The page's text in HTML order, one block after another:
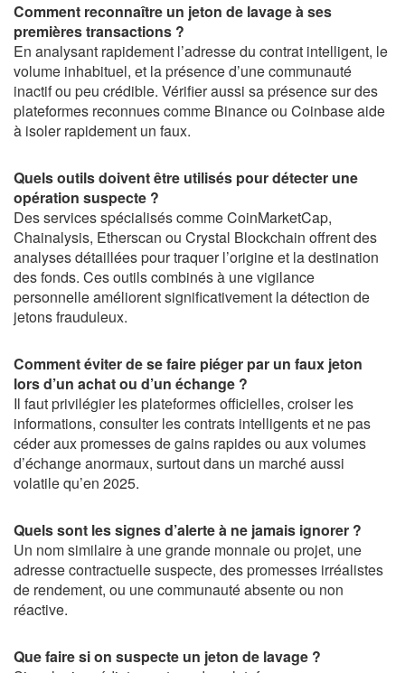
Comment reconnaître un jeton de lavage à ses
premières transactions ?
En analysant rapidement l’adresse du contrat intelligent, le
volume inhabituel, et la présence d’une communauté
inactif ou peu crédible. Vérifier aussi sa présence sur des
plateformes reconnues comme Binance ou Coinbase aide
à isoler rapidement un faux.
Quels outils doivent être utilisés pour détecter une
opération suspecte ?
Des services spécialisés comme CoinMarketCap,
Chainalysis, Etherscan ou Crystal Blockchain offrent des
analyses détaillées pour traquer l’origine et la destination
des fonds. Ces outils combinés à une vigilance
personnelle améliorent significativement la détection de
jetons frauduleux.
Comment éviter de se faire piéger par un faux jeton
lors d’un achat ou d’un échange ?
Il faut privilégier les plateformes officielles, croiser les
informations, consulter les contrats intelligents et ne pas
céder aux promesses de gains rapides ou aux volumes
d’échange anormaux, surtout dans un marché aussi
volatile qu’en 2025.
Quels sont les signes d’alerte à ne jamais ignorer ?
Un nom similaire à une grande monnaie ou projet, une
adresse contractuelle suspecte, des promesses irréalistes
de rendement, ou une communauté absente ou non
réactive.
Que faire si on suspecte un jeton de lavage ?